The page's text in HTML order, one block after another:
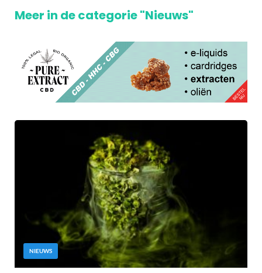
Meer in de categorie "Nieuws"
NIEUWS